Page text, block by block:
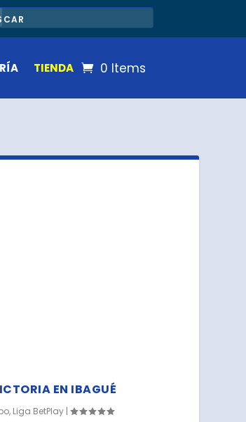
TIENDA 0 Items
EN IBAGUÉ
, Liga BetPlay |